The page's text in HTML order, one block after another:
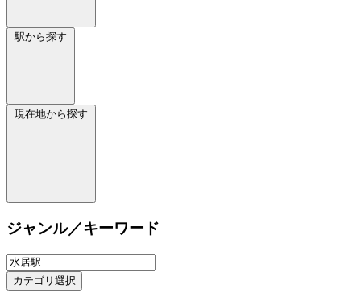
駅から探す
現在地から探す
ジャンル／キーワード
カテゴリ選択